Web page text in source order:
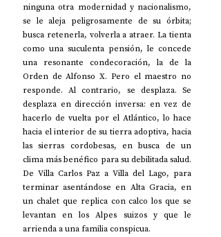
ninguna otra modernidad y nacionalismo,
se le aleja peligrosamente de su órbita;
busca retenerla, volverla a atraer. La tienta
como una suculenta pensión, le concede
una resonante condecoración, la de la
Orden de Alfonso X. Pero el maestro no
responde. Al contrario, se desplaza. Se
desplaza en dirección inversa: en vez de
hacerlo de vuelta por el Atlántico, lo hace
hacia el interior de su tierra adoptiva, hacia
las sierras cordobesas, en busca de un
clima más benéfico para su debilitada salud.
De Villa Carlos Paz a Villa del Lago, para
terminar asentándose en Alta Gracia, en
un chalet que replica con calco los que se
levantan en los Alpes suizos y que le
arrienda a una familia conspicua.